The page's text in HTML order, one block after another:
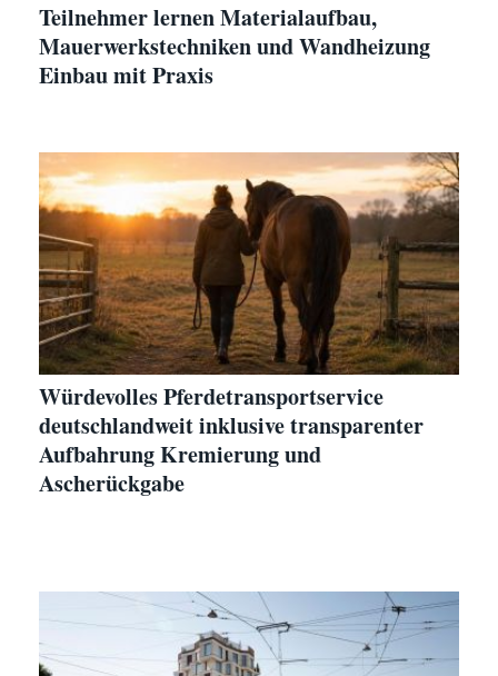
Teilnehmer lernen Materialaufbau,
Mauerwerkstechniken und Wandheizung
Einbau mit Praxis
Würdevolles Pferdetransportservice
deutschlandweit inklusive transparenter
Aufbahrung Kremierung und
Ascherückgabe